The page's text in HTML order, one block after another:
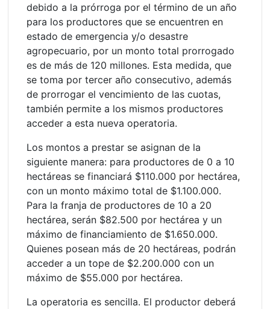
debido a la prórroga por el término de un año
para los productores que se encuentren en
estado de emergencia y/o desastre
agropecuario, por un monto total prorrogado
es de más de 120 millones. Esta medida, que
se toma por tercer año consecutivo, además
de prorrogar el vencimiento de las cuotas,
también permite a los mismos productores
acceder a esta nueva operatoria.
Los montos a prestar se asignan de la
siguiente manera: para productores de 0 a 10
hectáreas se financiará $110.000 por hectárea,
con un monto máximo total de $1.100.000.
Para la franja de productores de 10 a 20
hectárea, serán $82.500 por hectárea y un
máximo de financiamiento de $1.650.000.
Quienes posean más de 20 hectáreas, podrán
acceder a un tope de $2.200.000 con un
máximo de $55.000 por hectárea.
La operatoria es sencilla. El productor deberá